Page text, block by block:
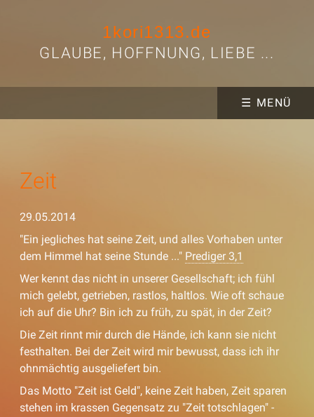
1kori1313.de
GLAUBE, HOFFNUNG, LIEBE ...
☰ MENÜ
Zeit
29.05.2014
"Ein jegliches hat seine Zeit, und alles Vorhaben unter
dem Himmel hat seine Stunde ..." Prediger 3,1
Wer kennt das nicht in unserer Gesellschaft; ich fühl
mich gelebt, getrieben, rastlos, haltlos. Wie oft schaue
ich auf die Uhr? Bin ich zu früh, zu spät, in der Zeit?
Die Zeit rinnt mir durch die Hände, ich kann sie nicht
festhalten. Bei der Zeit wird mir bewusst, dass ich ihr
ohnmächtig ausgeliefert bin.
Das Motto "Zeit ist Geld", keine Zeit haben, Zeit sparen
stehen im krassen Gegensatz zu "Zeit totschlagen" -